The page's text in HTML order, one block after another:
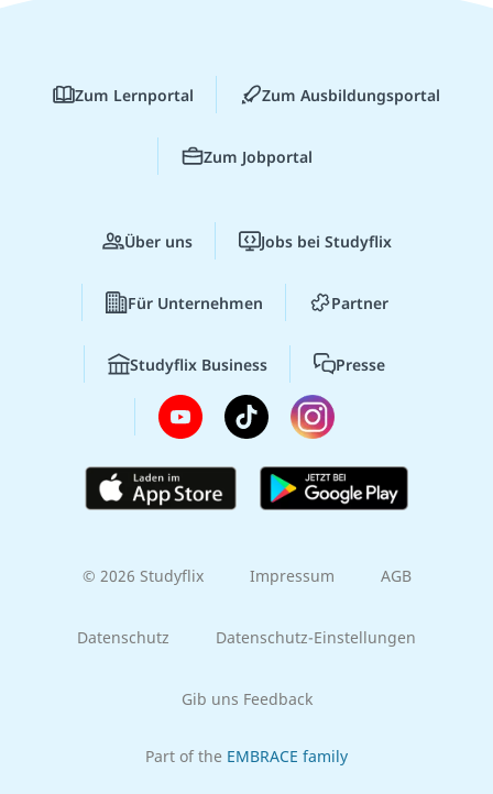
Zum Lernportal Zum Ausbildungsportal
Zum Jobportal
Über uns Jobs bei Studyflix
Für Unternehmen Partner
Studyflix Business Presse
© 2026 Studyflix Impressum AGB
Datenschutz Datenschutz-Einstellungen
Gib uns Feedback
Part of the EMBRACE family